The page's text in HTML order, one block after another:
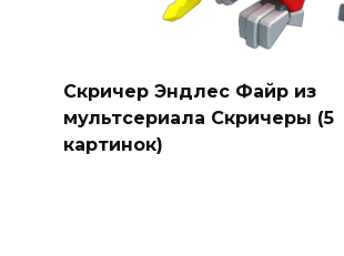
Скричер Эндлес Файр из
мультсериала Скричеры (5
картинок)